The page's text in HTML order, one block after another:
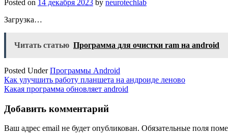
Posted on 14 декабря 2023 by neurotechlab
Загрузка…
Читать статью Программа для очистки ram на android
Posted UnderПрограммы Android
Навигация
по
записям
Как улучшить работу планшета на андроиде леново
Какая программа обновляет android
Добавить комментарий
Ваш адрес email не будет опубликован. Обязательные поля